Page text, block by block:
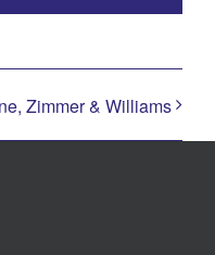
Zimmer & Williams